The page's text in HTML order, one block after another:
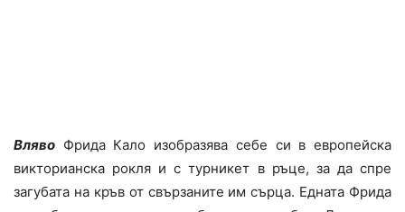
Вляво Фрида Кало изобразява себе си в европейска
викторианска рокля и с турникет в ръце, за да спре
загубата на кръв от свързаните им сърца. Едната Фрида